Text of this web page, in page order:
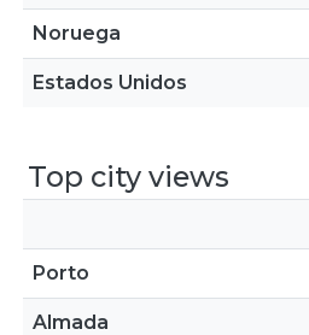
Noruega
Estados Unidos
Top city views
Porto
Almada